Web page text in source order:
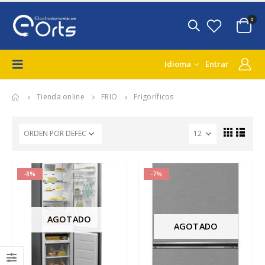
0
Idioma Entrar
Tienda online FRIO Frigoríficos
-8%
AGOTADO
-7%
AGOTADO